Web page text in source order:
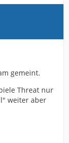
gemeint.
Threat nur
weiter aber